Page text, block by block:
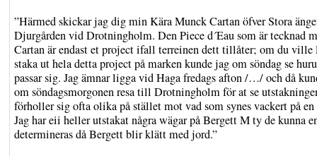
”Härmed skickar jag dig min Kära Munck Cartan öfver Stora
Djurgården vid Drotningholm. Den Piece d´Eau som är tecknad
Cartan är endast et project ifall terreinen dett tillåter; om du ville
staka ut hela detta project på marken kunde jag om söndag se
passar sig. Jag ämnar ligga vid Haga fredags afton /…/ och då
om söndagsmorgonen resa till Drotningholm för at se
förholler sig ofta olika på stället mot vad som synes vackert på
Jag har eii heller utstakat några wägar på Bergett M ty de kunna
determineras då Bergett blir klätt med jord.”